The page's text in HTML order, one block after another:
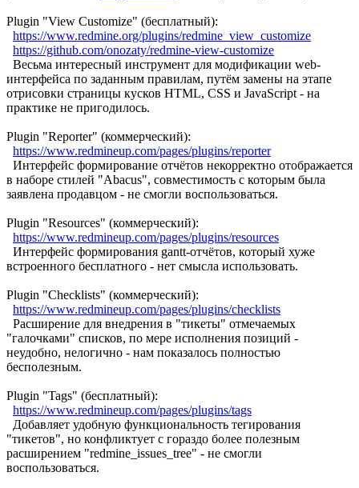
Plugin "View Customize" (бесплатный):
https://www.redmine.org/plugins/redmine_view_customize
https://github.com/onozaty/redmine-view-customize
Весьма интересный инструмент для модификации web-
интерфейса по заданным правилам, путём замены на этапе
отрисовки страницы кусков HTML, CSS и JavaScript - на
практике не пригодилось.
Plugin "Reporter" (коммерческий):
https://www.redmineup.com/pages/plugins/reporter
Интерфейс формирование отчётов некорректно отображается
в наборе стилей "Abacus", совместимость с которым была
заявлена продавцом - не смогли воспользоваться.
Plugin "Resources" (коммерческий):
https://www.redmineup.com/pages/plugins/resources
Интерфейс формирования gantt-отчётов, который хуже
встроенного бесплатного - нет смысла использовать.
Plugin "Checklists" (коммерческий):
https://www.redmineup.com/pages/plugins/checklists
Расширение для внедрения в "тикеты" отмечаемых
"галочками" списков, по мере исполнения позиций -
неудобно, нелогично - нам показалось полностью
бесполезным.
Plugin "Tags" (бесплатный):
https://www.redmineup.com/pages/plugins/tags
Добавляет удобную функциональность тегирования
"тикетов", но конфликтует с гораздо более полезным
расширением "redmine_issues_tree" - не смогли
воспользоваться.